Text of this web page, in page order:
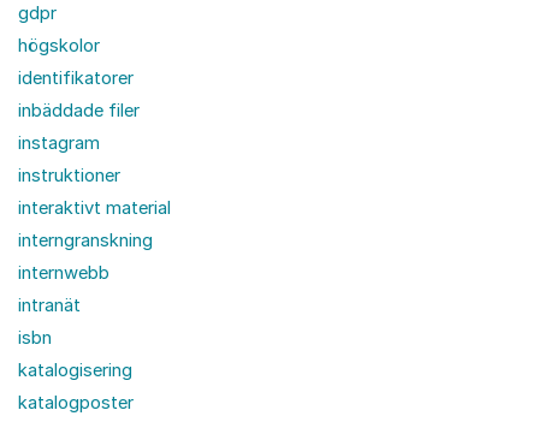
gdpr
högskolor
identifikatorer
inbäddade filer
instagram
instruktioner
interaktivt material
interngranskning
internwebb
intranät
isbn
katalogisering
katalogposter